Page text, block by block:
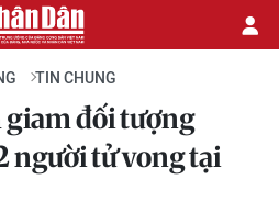
TIN CHUNG
đối tượng
người tử vong tại